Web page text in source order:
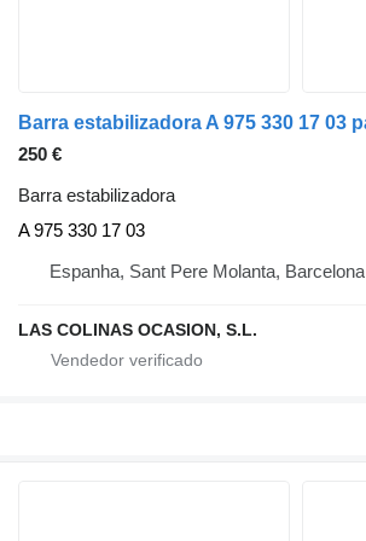
250 €
Barra estabilizadora
A 975 330 17 03
Espanha, Sant Pere Molanta, Barcelona
LAS COLINAS OCASION, S.L.